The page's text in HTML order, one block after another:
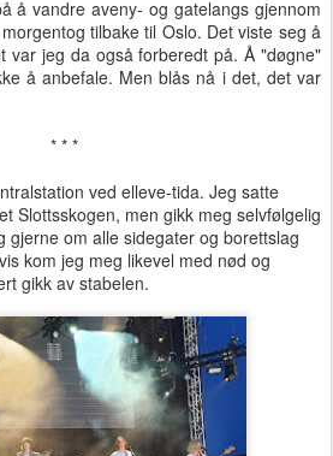
å vandre aveny- og gatelangs gjennom
tilbake til Oslo. Det viste seg å
var jeg da også forberedt på. Å "døgne"
å anbefale. Men blås nå i det, det var
* * *
ved elleve-tida. Jeg satte
Slottsskogen, men gikk meg selvfølgelig
gjerne om alle sidegater og borettslag
kom jeg meg likevel med nød og
gikk av stabelen.